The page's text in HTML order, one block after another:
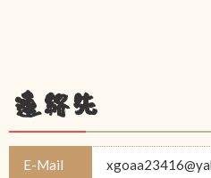
連絡先
E-Mail